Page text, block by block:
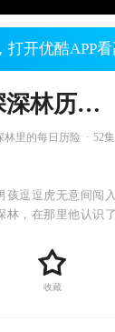
打开优酷APP
深深林历险记
林里的每日历险 52
孩逗逗虎无意间闯
林，在那里他认识
天都能遇到好玩的
觉前，逗逗虎都会
到自己的日记本里
收藏